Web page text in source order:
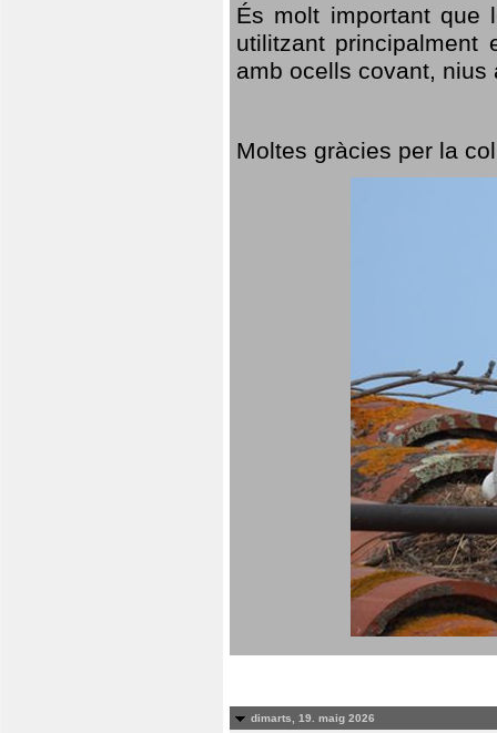
És molt important que
utilitzant
amb ocells covant,
Moltes gràcies per la
dimarts, 19. maig 2026